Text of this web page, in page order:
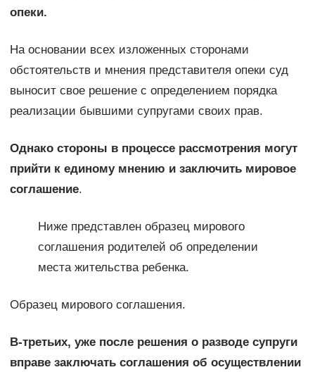
опеки.
На основании всех изложенных сторонами
обстоятельств и мнения представителя опеки суд
выносит свое решение с определением порядка
реализации бывшими супругами своих прав.
Однако стороны в процессе рассмотрения могут
прийти к единому мнению и заключить мировое
соглашение.
Ниже представлен образец мирового
соглашения родителей об определении
места жительства ребенка.
Образец мирового соглашения.
В-третьих, уже после решения о разводе супруги
вправе заключать соглашения об осуществлении